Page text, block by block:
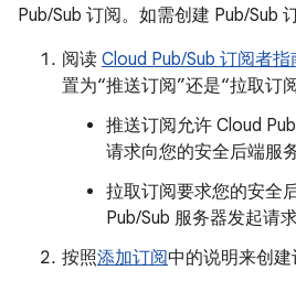
Pub/Sub 订阅。如需创建 Pub/Sub
阅读 Cloud Pub/Sub 订阅者指
置为“推送订阅”还是“拉取订阅
推送订阅允许 Cloud
请求向您的安全后端服
拉取订阅要求您的安全
Pub/Sub 服务器发起请
按照添加订阅中的说明来创建